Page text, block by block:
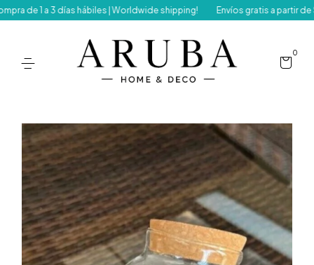
de 1 a 3 días hábiles | Worldwide shipping! Envíos gratis a partir de
0